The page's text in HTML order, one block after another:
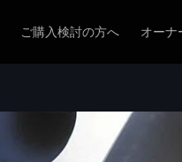
ご購入検討の方へ オーナ